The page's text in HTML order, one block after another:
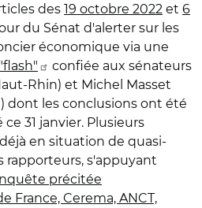
des 19 octobre 2022 et 6
du Sénat d'alerter sur les
économique via une
confiée aux sénateurs
Rhin) et Michel Masset
dont les conclusions ont été
31 janvier. Plusieurs
en situation de quasi-
rapporteurs, s'appuyant
précitée
France, Cerema, ANCT,